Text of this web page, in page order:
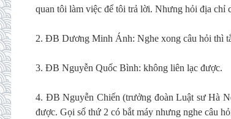
quan tôi làm việc để tôi trả lời. Nhưng hỏi địa chỉ
2. ĐB Dương Minh Ánh: Nghe xong câu hỏi thì
3. ĐB Nguyễn Quốc Bình: không liên lạc được.
4. ĐB Nguyễn Chiến (trưởng đoàn Luật sư Hà
được. Gọi số thứ 2 có bắt máy nhưng nghe câu